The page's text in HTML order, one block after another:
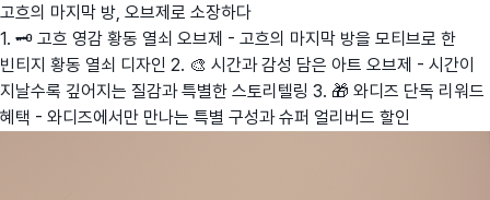
고흐의 마지막 방, 오브제로 소장하다
1. 🗝️ 고흐 영감 황동 열쇠 오브제 - 고흐의 마지막 방을 모티브로 한
빈티지 황동 열쇠 디자인 2. 🎨 시간과 감성 담은 아트 오브제 - 시간이
지날수록 깊어지는 질감과 특별한 스토리텔링 3. 🎁 와디즈 단독 리워드
혜택 - 와디즈에서만 만나는 특별 구성과 슈퍼 얼리버드 할인